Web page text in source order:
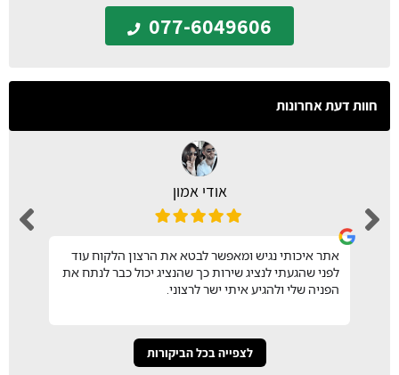
077-6049606
חוות דעת אחרונות
אודי אמון
אתר איכותי נגיש ומאפשר לבטא את הרצון הלקוח עוד
לפני שהגעתי לנציג שירות כך שהנציג יכול כבר לנתח את
הפניה שלי ולהגיע איתי ישר לרצוני.
לצפייה בכל הביקורות